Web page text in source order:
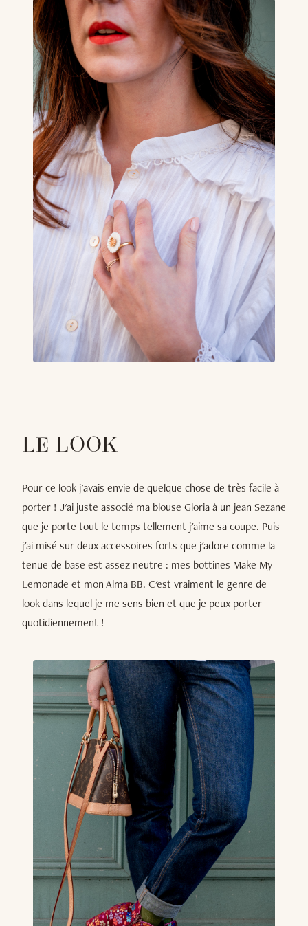
LE LOOK
Pour ce look j'avais envie de quelque chose de très facile à
porter ! J'ai juste associé ma blouse Gloria à un jean Sezane
que je porte tout le temps tellement j'aime sa coupe. Puis
j'ai misé sur deux accessoires forts que j'adore comme la
tenue de base est assez neutre : mes bottines Make My
Lemonade et mon Alma BB. C'est vraiment le genre de
look dans lequel je me sens bien et que je peux porter
quotidiennement !